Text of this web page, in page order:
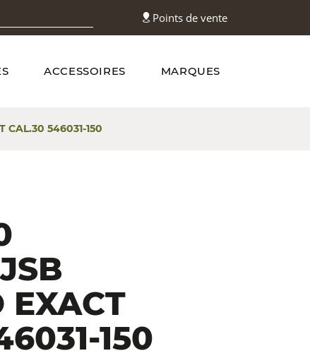
Points de vente
ACCESSOIRES MARQUES
CAL.30 546031-150
EXACT
150